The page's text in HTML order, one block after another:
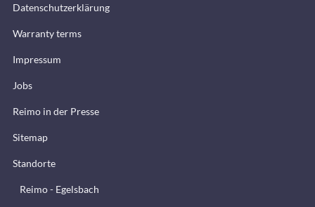
Datenschutzerklärung
Warranty terms
Impressum
Jobs
Reimo in der Presse
Sitemap
Standorte
Reimo - Egelsbach